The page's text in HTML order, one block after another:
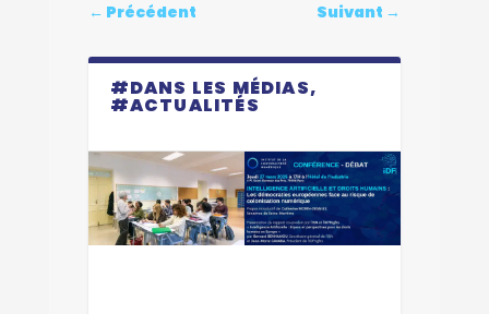
← Précédent Suivant →
#DANS LES MÉDIAS,
#ACTUALITÉS